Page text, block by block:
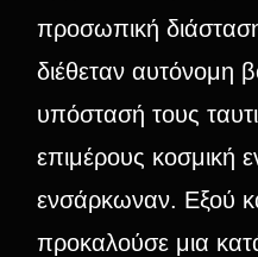
προσωπική
διέθεταν αυτόνομη
υπόστασή τους
επιμέρους κοσμική
ενσάρκωναν. Εξού
προκαλούσε μια